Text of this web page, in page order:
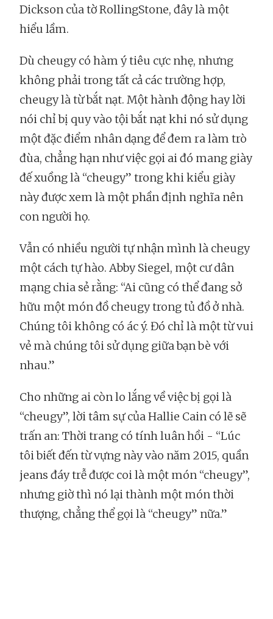
Dickson của tờ RollingStone, đây là một
hiểu lầm.
Dù cheugy có hàm ý tiêu cực nhẹ, nhưng
không phải trong tất cả các trường hợp,
cheugy là từ bắt nạt. Một hành động hay lời
nói chỉ bị quy vào tội bắt nạt khi nó sử dụng
một đặc điểm nhân dạng để đem ra làm trò
đùa, chẳng hạn như việc gọi ai đó mang giày
đế xuồng là “cheugy” trong khi kiểu giày
này được xem là một phần định nghĩa nên
con người họ.
Vẫn có nhiều người tự nhận mình là cheugy
một cách tự hào. Abby Siegel, một cư dân
mạng chia sẻ rằng: “Ai cũng có thể đang sở
hữu một món đồ cheugy trong tủ đồ ở nhà.
Chúng tôi không có ác ý. Đó chỉ là một từ vui
vẻ mà chúng tôi sử dụng giữa bạn bè với
nhau.”
Cho những ai còn lo lắng về việc bị gọi là
“cheugy”, lời tâm sự của Hallie Cain có lẽ sẽ
trấn an: Thời trang có tính luân hồi - “Lúc
tôi biết đến từ vựng này vào năm 2015, quần
jeans đáy trễ được coi là một món “cheugy”,
nhưng giờ thì nó lại thành một món thời
thượng, chẳng thể gọi là “cheugy” nữa.”